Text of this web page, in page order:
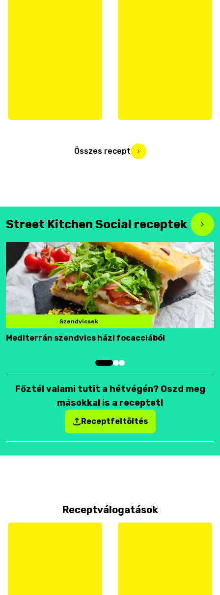
Összes recept
Street Kitchen Social receptek
Szendvicsek
Mediterrán szendvics házi focacciából
Főztél valami tutit a hétvégén? Oszd meg
másokkal is a receptet!
Receptfeltöltés
Receptválogatások